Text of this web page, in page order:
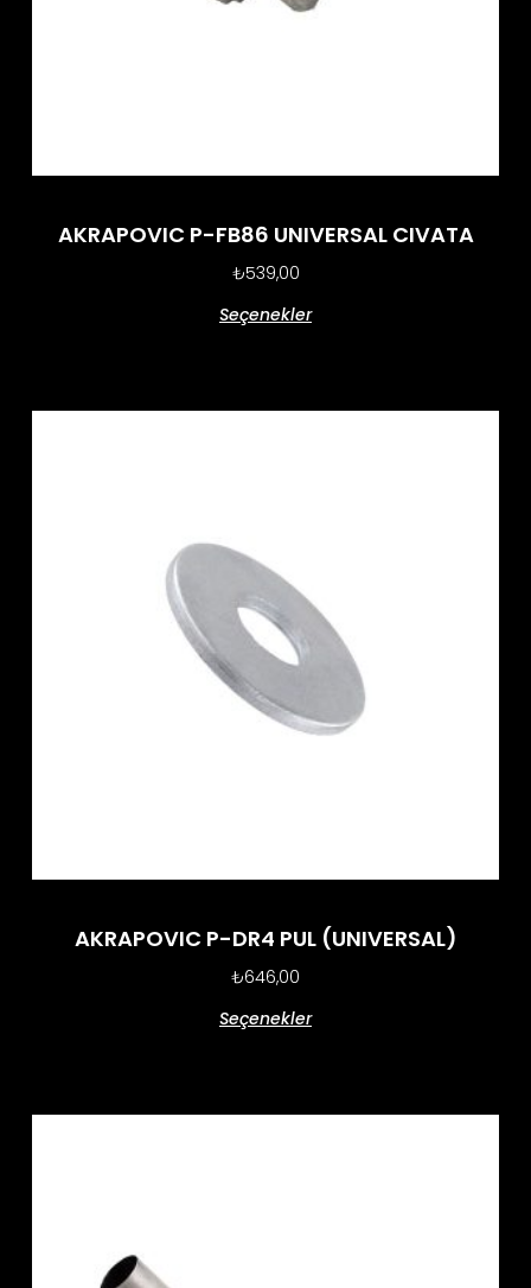
AKRAPOVIC P-FB86 UNIVERSAL CIVATA
₺539,00
Seçenekler
AKRAPOVIC P-DR4 PUL (UNIVERSAL)
₺646,00
Seçenekler